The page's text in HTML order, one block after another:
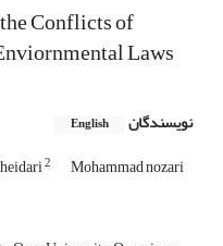
Conflicts of
Laws
نویسندگان English
2 Mohammad nozari